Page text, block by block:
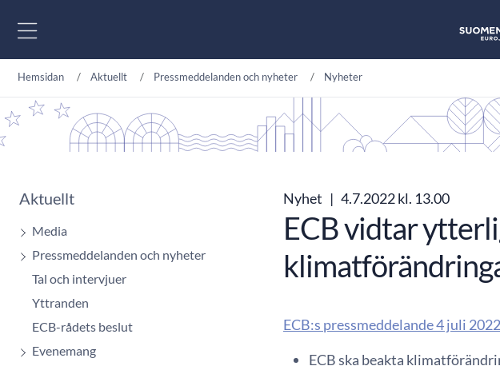
Hemsidan Aktuellt Pressmeddelanden och nyheter Nyheter
Aktuellt
Media
Pressmeddelanden och nyheter
Tal och intervjuer
Yttranden
ECB-rådets beslut
Evenemang
Nyhet | 4.7.2022 kl. 13.00
ECB vidtar
ECB:s pressmeddelande 4 juli 2022
ECB ska beakta